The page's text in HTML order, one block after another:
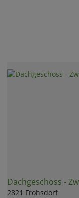
Dachgeschoss -
2821 Frohsdorf